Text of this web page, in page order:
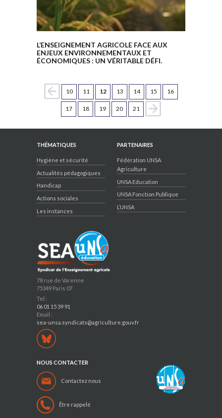
L’ENSEIGNEMENT AGRICOLE FACE AUX
ENJEUX ENVIRONNEMENTAUX ET
ÉCONOMIQUES : UN VÉRITABLE DÉFI.
10 11 12 13 14 15 16
17 18 19 20 21
78 rue de Varenne
75349 Paris 07
Tel :
06 01 15 39 91
Email :
sea-unsa.syndicats@agriculture.gouv.fr
THÉMATIQUES
Hygiène et sécurité
Actualités pédagogiques
Handicap
Actions sociales
Les instances
PARTENAIRES
Fédération UNSA
Agriculture
UNSA Education
UNSA Fonction Publique
L’UNSA
NOUS CONTACTER
Contactez nous
Être rappelé